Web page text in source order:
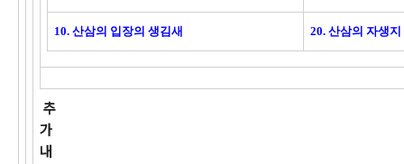
10. 산삼의 입장의 생김새 20. 산삼의 자생
추
가
내